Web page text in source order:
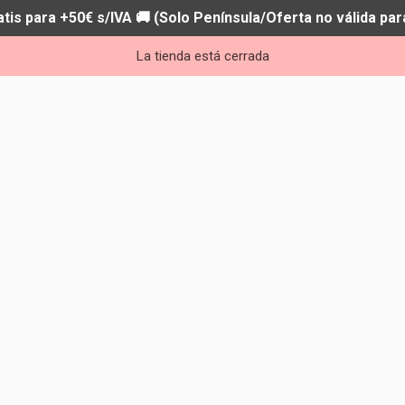
para +50€ s/IVA 🚚 (Solo Península/Oferta no válida
La tienda está cerrada